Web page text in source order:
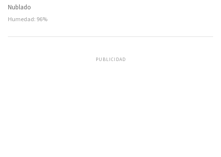
Nublado
Humedad: 96%
PUBLICIDAD